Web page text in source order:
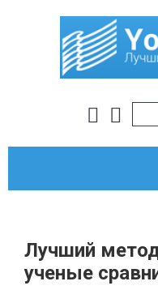
Лучший
ученые